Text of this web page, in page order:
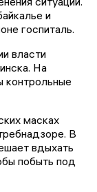
и
госпиталь.
власти
На
контрольные
масках
В
вдыхать
побыть под